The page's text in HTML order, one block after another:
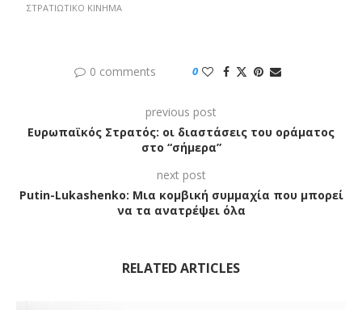
ΣΤΡΑΤΙΩΤΙΚΌ ΚΊΝΗΜΑ
0 comments 0
previous post
Ευρωπαϊκός Στρατός: οι διαστάσεις του οράματος
στο “σήμερα”
next post
Putin-Lukashenko: Mια κομβική συμμαχία που μπορεί
να τα ανατρέψει όλα
RELATED ARTICLES